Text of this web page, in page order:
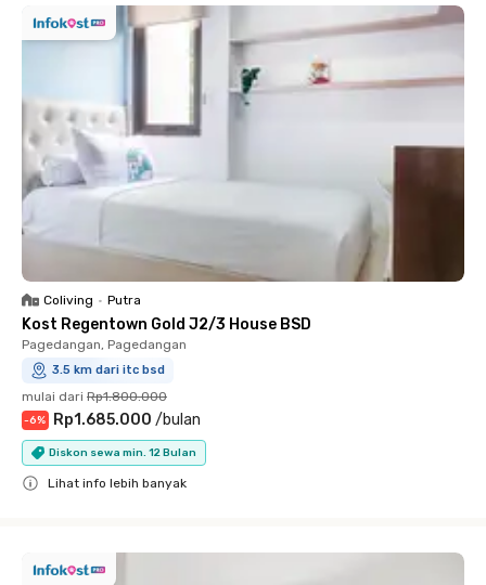
Coliving • Putra
Kost Regentown Gold J2/3 House BSD
Pagedangan, Pagedangan
3.5 km dari itc bsd
mulai dari Rp1.800.000
-6% Rp1.685.000 /bulan
Diskon sewa min. 12 Bulan
Lihat info lebih banyak